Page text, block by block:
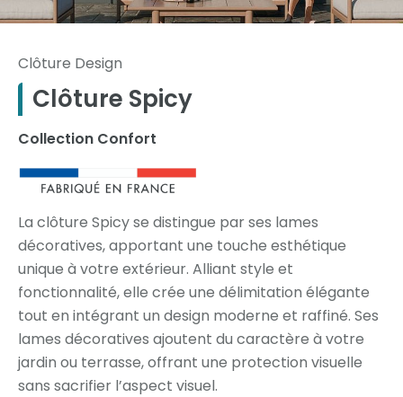
Clôture Design
Clôture Spicy
Collection Confort
La clôture Spicy se distingue par ses lames
décoratives, apportant une touche esthétique
unique à votre extérieur. Alliant style et
fonctionnalité, elle crée une délimitation élégante
tout en intégrant un design moderne et raffiné. Ses
lames décoratives ajoutent du caractère à votre
jardin ou terrasse, offrant une protection visuelle
sans sacrifier l’aspect visuel.